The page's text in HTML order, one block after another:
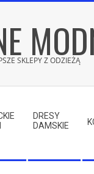
SKLEPY Z ODZIEŻĄ
DRESY
DAMSKIE